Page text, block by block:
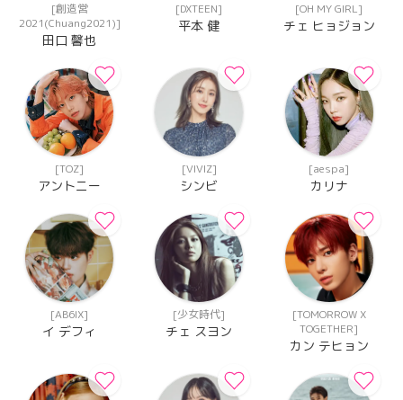
[創造営
2021(Chuang2021)]
田口 馨也
[DXTEEN]
平本 健
[OH MY GIRL]
チェ ヒョジョン
[TOZ]
アントニー
[VIVIZ]
シンビ
[aespa]
カリナ
[AB6IX]
イ デフィ
[少女時代]
チェ スヨン
[TOMORROW X
TOGETHER]
カン テヒョン